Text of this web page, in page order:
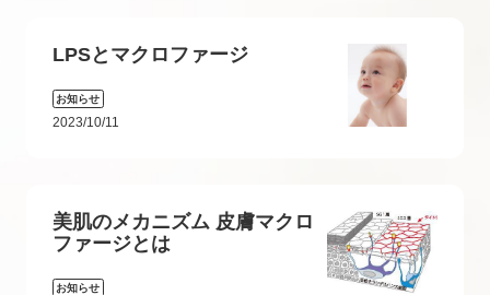
LPSとマクロファージ
お知らせ
2023/10/11
美肌のメカニズム 皮膚マクロ
ファージとは
お知らせ